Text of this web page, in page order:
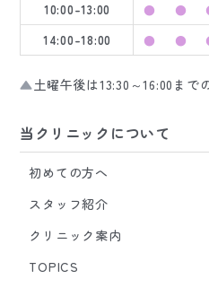
10:00-13:00
● ●
14:00-18:00
● ●
▲土曜午後は13:30～16:00まで
当クリニックについて
初めての方へ
スタッフ紹介
クリニック案内
TOPICS